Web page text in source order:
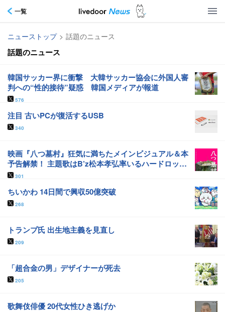
一覧
ニューストップ > 話題のニュース
話題のニュース
韓国サッカー界に衝撃 大韓サッカー協会に外国人審
判への“性的接待”疑惑 韓国メディアが報道
576
注目 古いPCが復活するUSB
340
映画『八つ墓村』狂気に満ちたメインビジュアル＆本
予告解禁！ 主題歌はB’z松本孝弘率いるハードロッ
ク・バンド“TMG（Tak Matsumoto Group）”が担当
301
ちいかわ 14日間で興収50億突破
268
トランプ氏 出生地主義を見直し
209
「超合金の男」デザイナーが死去
205
歌舞伎俳優 20代女性ひき逃げか